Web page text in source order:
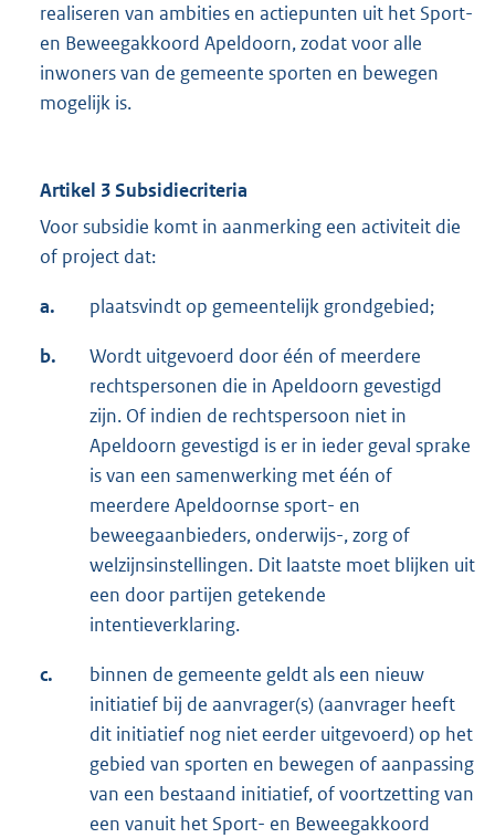
realiseren van ambities en actiepunten uit het Sport-
en Beweegakkoord Apeldoorn, zodat voor alle
inwoners van de gemeente sporten en bewegen
mogelijk is.
Artikel 3 Subsidiecriteria
Voor subsidie komt in aanmerking een activiteit die
of project dat:
a. plaatsvindt op gemeentelijk grondgebied;
b.
Wordt uitgevoerd door één of meerdere
rechtspersonen die in Apeldoorn gevestigd
zijn. Of indien de rechtspersoon niet in
Apeldoorn gevestigd is er in ieder geval sprake
is van een samenwerking met één of
meerdere Apeldoornse sport- en
beweegaanbieders, onderwijs-, zorg of
welzijnsinstellingen. Dit laatste moet blijken uit
een door partijen getekende
intentieverklaring.
c.
binnen de gemeente geldt als een nieuw
initiatief bij de aanvrager(s) (aanvrager heeft
dit initiatief nog niet eerder uitgevoerd) op het
gebied van sporten en bewegen of aanpassing
van een bestaand initiatief, of voortzetting van
een vanuit het Sport- en Beweegakkoord